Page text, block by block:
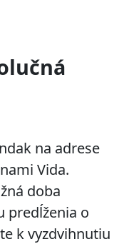
na adrese
Vida.
doba
predĺženia o
k vyzdvihnutiu